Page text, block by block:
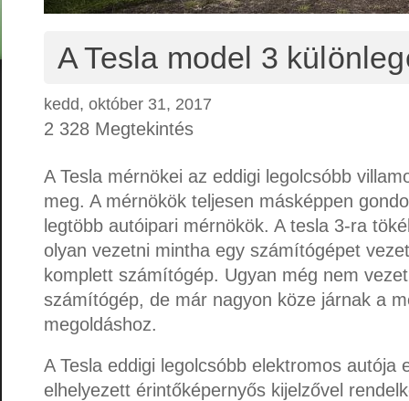
A Tesla model 3
kedd, október 31, 2017
2 328 Megtekintés
A Tesla mérnökei az eddigi legolcsóbb
meg. A mérnökök teljesen másképpen
legtöbb autóipari mérnökök. A tesla 3-ra
olyan vezetni mintha egy számítógépet
komplett számítógép. Ugyan még nem
számítógép, de már nagyon köze járnak a
megoldáshoz.
A Tesla eddigi legolcsóbb elektromos autója
elhelyezett érintőképernyős kijelzővel